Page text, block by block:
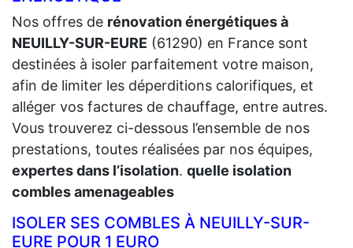
Nos offres de rénovation énergétiques à
NEUILLY-SUR-EURE (61290) en France sont
destinées à isoler parfaitement votre maison,
afin de limiter les déperditions calorifiques, et
alléger vos factures de chauffage, entre autres.
Vous trouverez ci-dessous l’ensemble de nos
prestations, toutes réalisées par nos équipes,
expertes dans l’isolation. quelle isolation
combles amenageables
ISOLER SES COMBLES À NEUILLY-SUR-
EURE POUR 1 EURO